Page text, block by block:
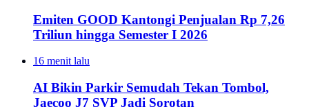
Emiten GOOD Kantongi Penjualan Rp 7,26
Triliun hingga Semester I 2026
16 menit lalu
AI Bikin Parkir Semudah Tekan Tombol,
Jaecoo J7 SVP Jadi Sorotan